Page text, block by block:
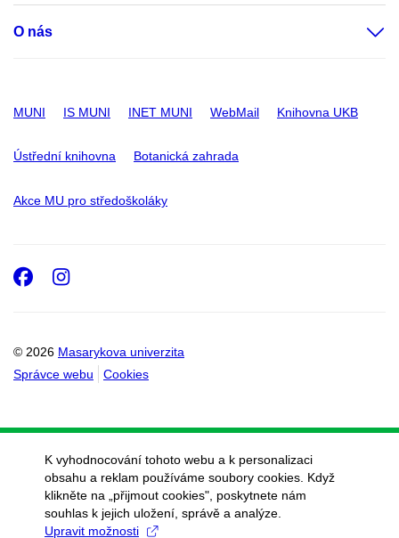
O nás
MUNI IS MUNI INET MUNI WebMail Knihovna UKB
Ústřední knihovna Botanická zahrada
Akce MU pro středoškoláky
© 2026 Masarykova univerzita
Správce webu
Cookies
Facebook
Instagram
K vyhodnocování tohoto webu a k personalizaci
obsahu a reklam používáme soubory cookies. Když
klikněte na „přijmout cookies", poskytnete nám
souhlas k jejich uložení, správě a analýze.
Upravit možnosti